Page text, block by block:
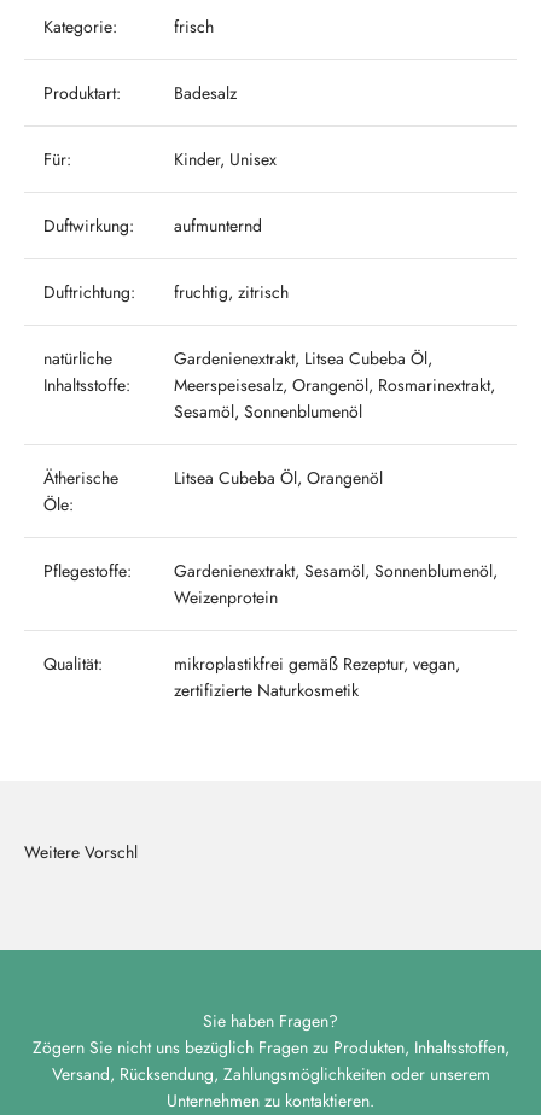
Kategorie: frisch
Produktart: Badesalz
Für: Kinder, Unisex
Duftwirkung: aufmunternd
Duftrichtung: fruchtig, zitrisch
natürliche
Inhaltsstoffe:
Gardenienextrakt, Litsea Cubeba Öl,
Meerspeisesalz, Orangenöl, Rosmarinextrakt,
Sesamöl, Sonnenblumenöl
Ätherische
Öle:
Litsea Cubeba Öl, Orangenöl
Pflegestoffe:
Gardenienextrakt, Sesamöl, Sonnenblumenöl,
Weizenprotein
Qualität:
mikroplastikfrei gemäß Rezeptur, vegan,
zertifizierte Naturkosmetik
Sie haben Fragen?
Zögern Sie nicht uns bezüglich Fragen zu Produkten, Inhaltsstoffen,
Versand, Rücksendung, Zahlungsmöglichkeiten oder unserem
Unternehmen zu kontaktieren.